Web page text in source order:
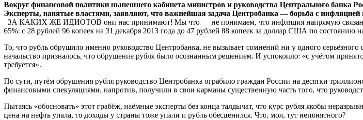
Вокруг финансовой политики нынешнего кабинета министров и руководства Центрального банка
Эксперты, нанятые властями, заявляют, что важнейшая задача Центробанка — борьба с инфляцией
ЗА КАКИХ ЖЕ ИДИОТОВ они нас принимают! Мы что — не понимаем, что инфляция напрямую связана с
65%: с 28 рублей 96 копеек на 31 декабря 2013 года до 47 рублей 88 копеек за доллар США по состоянию
То, что рубль обрушило именно руководство Центробанка, не вызывает сомнений ни у одного
начальство призналось, что обрушение рубля было осознанным решением. И успокоило: «с учётом
требуется».
По сути, путём обрушения рубля руководство Центробанка ограбило граждан России на десятки
финансовыми спекуляциями, напротив, получили в свои карманы существенную часть того, что
Пытаясь «обосновать» этот грабёж, наёмные эксперты без конца талдычат, что курс рубля якобы
цена на нефть упала, то доходы у страны тоже упали и рубль обесценился. Что, мол, тут непонятного?